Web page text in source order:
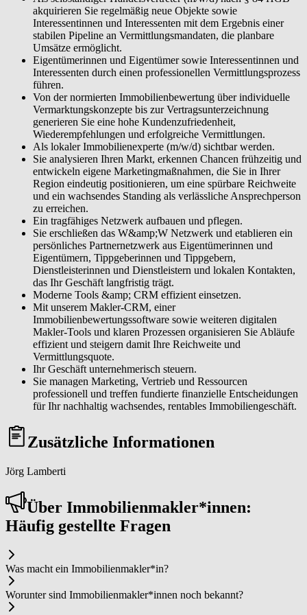
akquirieren Sie regelmäßig neue Objekte sowie
Interessentinnen und Interessenten mit dem Ergebnis einer
stabilen Pipeline an Vermittlungsmandaten, die planbare
Umsätze ermöglicht.
Eigentümerinnen und Eigentümer sowie Interessentinnen und
Interessenten durch einen professionellen Vermittlungsprozess
führen.
Von der normierten Immobilienbewertung über individuelle
Vermarktungskonzepte bis zur Vertragsunterzeichnung
generieren Sie eine hohe Kundenzufriedenheit,
Wiederempfehlungen und erfolgreiche Vermittlungen.
Als lokaler Immobilienexperte (m/w/d) sichtbar werden.
Sie analysieren Ihren Markt, erkennen Chancen frühzeitig und
entwickeln eigene Marketingmaßnahmen, die Sie in Ihrer
Region eindeutig positionieren, um eine spürbare Reichweite
und ein wachsendes Standing als verlässliche Ansprechperson
zu erreichen.
Ein tragfähiges Netzwerk aufbauen und pflegen.
Sie erschließen das W&amp;W Netzwerk und etablieren ein
persönliches Partnernetzwerk aus Eigentümerinnen und
Eigentümern, Tippgeberinnen und Tippgebern,
Dienstleisterinnen und Dienstleistern und lokalen Kontakten,
das Ihr Geschäft langfristig trägt.
Moderne Tools &amp; CRM effizient einsetzen.
Mit unserem Makler-CRM, einer
Immobilienbewertungssoftware sowie weiteren digitalen
Makler-Tools und klaren Prozessen organisieren Sie Abläufe
effizient und steigern damit Ihre Reichweite und
Vermittlungsquote.
Ihr Geschäft unternehmerisch steuern.
Sie managen Marketing, Vertrieb und Ressourcen
professionell und treffen fundierte finanzielle Entscheidungen
für Ihr nachhaltig wachsendes, rentables Immobiliengeschäft.
Zusätzliche Informationen
Jörg Lamberti
Über Im­mo­bi­li­en­mak­ler*in­nen:
Häufig gestellte Fragen
Was macht ein Im­mo­bi­li­en­mak­ler*in?
Worunter sind Im­mo­bi­li­en­mak­ler*in­nen noch bekannt?